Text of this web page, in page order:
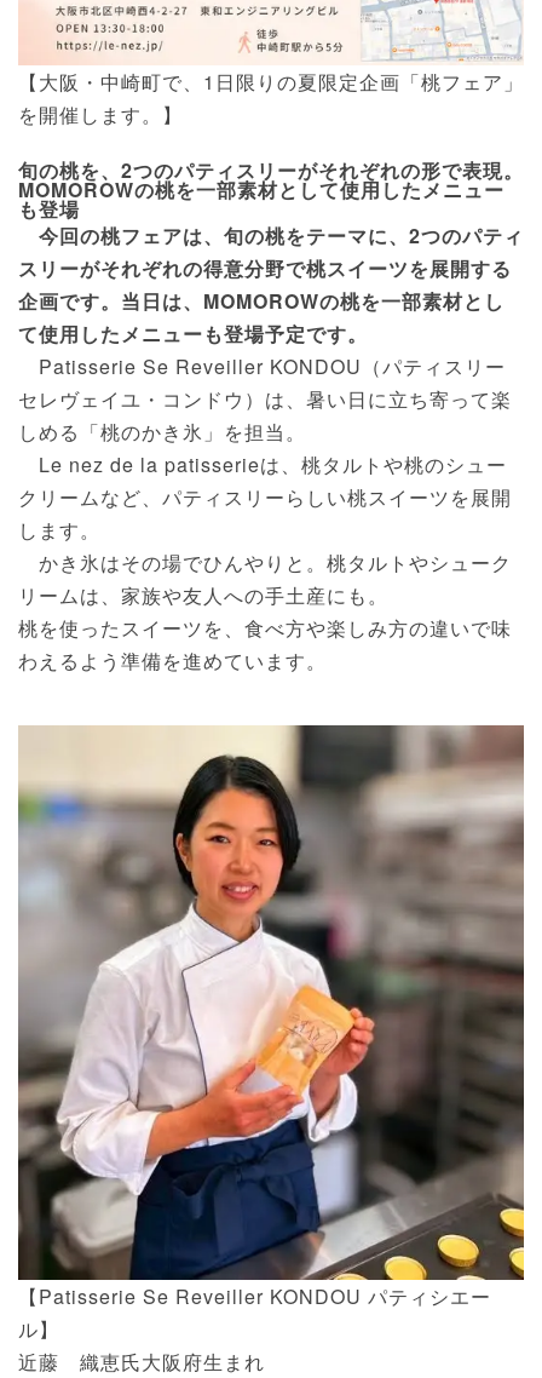
【大阪・中崎町で、1日限りの夏限定企画「桃フェア」
を開催します。】
旬の桃を、2つのパティスリーがそれぞれの形で表現。
MOMOROWの桃を一部素材として使用したメニュー
も登場
今回の桃フェアは、旬の桃をテーマに、2つのパティ
スリーがそれぞれの得意分野で桃スイーツを展開する
企画です。当日は、MOMOROWの桃を一部素材とし
て使用したメニューも登場予定です。
Patisserie Se Reveiller KONDOU（パティスリー
セレヴェイユ・コンドウ）は、暑い日に立ち寄って楽
しめる「桃のかき氷」を担当。
Le nez de la patisserieは、桃タルトや桃のシュー
クリームなど、パティスリーらしい桃スイーツを展開
します。
かき氷はその場でひんやりと。桃タルトやシューク
リームは、家族や友人への手土産にも。
桃を使ったスイーツを、食べ方や楽しみ方の違いで味
わえるよう準備を進めています。
【Patisserie Se Reveiller KONDOU パティシエー
ル】
近藤 織恵氏大阪府生まれ